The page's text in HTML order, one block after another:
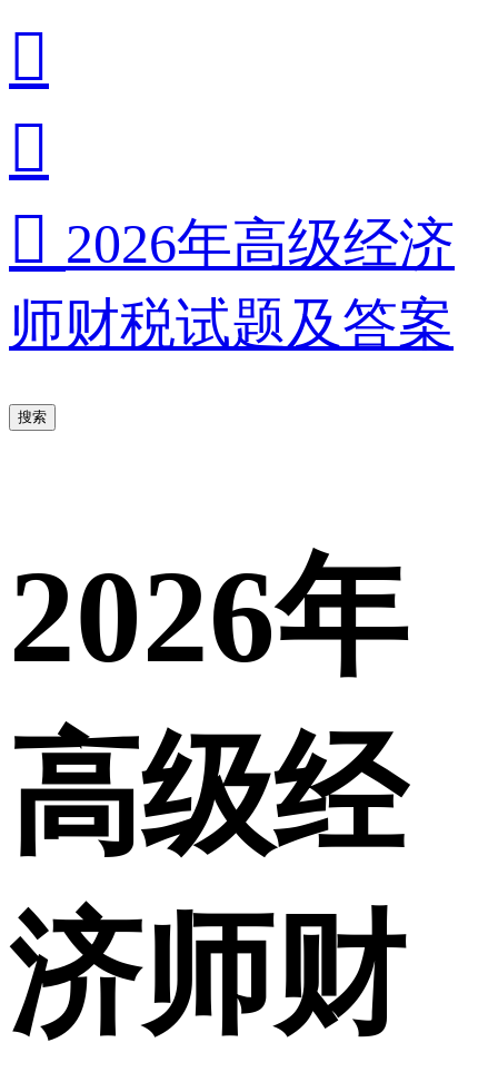


 2026年高级经济
师财税试题及答案
搜索
2026年
高级经
济师财